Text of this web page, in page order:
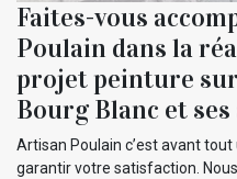
Faites-vous
Poulain dans la
projet peinture
Bourg Blanc et
Artisan Poulain c’est avant
garantir votre satisfaction.